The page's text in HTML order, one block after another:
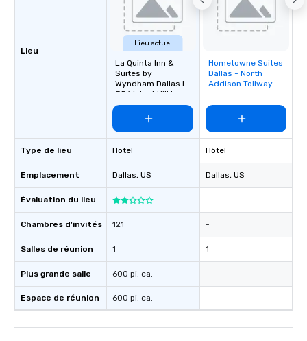
Lieu
Type de lieu
Emplacement
Évaluation du lieu
Chambres d'invités
Salles de réunion
Plus grande salle
Espace de réunion
Lieu actuel
La Quinta Inn &
Suites by
Wyndham Dallas I-
35 Walnut Hill Ln
Hotel
Dallas, US
121
1
600 pi. ca.
600 pi. ca.
Removed from
favorites
Hometowne Suites
Dallas - North
Addison Tollway
Hôtel
Dallas, US
-
-
1
-
-